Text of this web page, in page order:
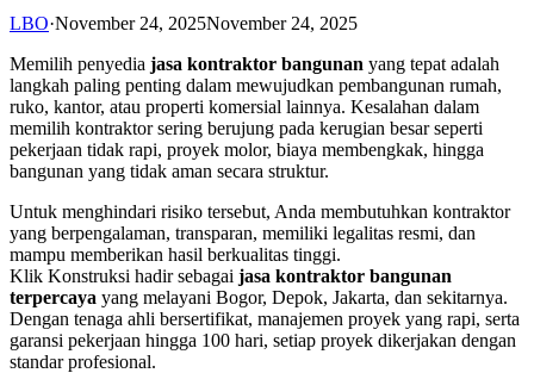
LBO·November 24, 2025November 24, 2025
Memilih penyedia jasa kontraktor bangunan yang tepat adalah
langkah paling penting dalam mewujudkan pembangunan rumah,
ruko, kantor, atau properti komersial lainnya. Kesalahan dalam
memilih kontraktor sering berujung pada kerugian besar seperti
pekerjaan tidak rapi, proyek molor, biaya membengkak, hingga
bangunan yang tidak aman secara struktur.
Untuk menghindari risiko tersebut, Anda membutuhkan kontraktor
yang berpengalaman, transparan, memiliki legalitas resmi, dan
mampu memberikan hasil berkualitas tinggi.
Klik Konstruksi hadir sebagai jasa kontraktor bangunan
terpercaya yang melayani Bogor, Depok, Jakarta, dan sekitarnya.
Dengan tenaga ahli bersertifikat, manajemen proyek yang rapi, serta
garansi pekerjaan hingga 100 hari, setiap proyek dikerjakan dengan
standar profesional.